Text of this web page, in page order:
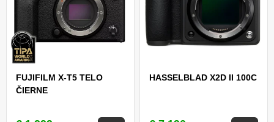
FUJIFILM X-T5 TELO
ČIERNE
HASSELBLAD X2D II 100C